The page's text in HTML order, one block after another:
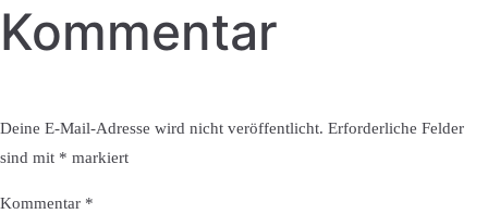
Kommentar
Deine E-Mail-Adresse wird nicht veröffentlicht. Erforderliche Felder
sind mit * markiert
Kommentar *